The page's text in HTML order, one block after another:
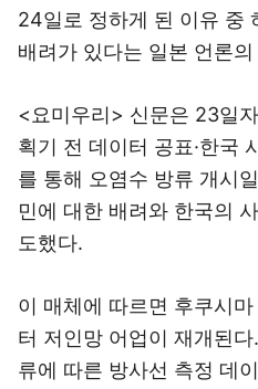
24일로 정하게 된 이유 중
배려가 있다는 일본 언론
<요미우리> 신문은 23일
획기 전 데이터 공표·한국
를 통해 오염수 방류 개시
민에 대한 배려와 한국의
도했다.
이 매체에 따르면 후쿠시
터 저인망 어업이 재개된
류에 따른 방사선 측정 데